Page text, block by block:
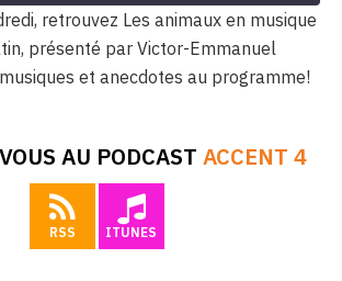
retrouvez Les animaux en musique
présenté par Victor-Emmanuel
et anecdotes au programme!
AU PODCAST ACCENT 4
RSS ITUNES